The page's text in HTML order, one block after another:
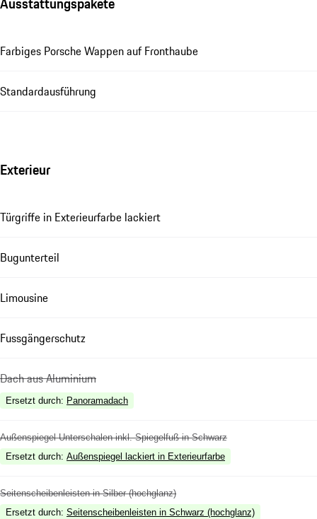
Farbiges Porsche Wappen auf Fronthaube
Standardausführung
Exterieur
Türgriffe in Exterieurfarbe lackiert
Bugunterteil
Limousine
Fussgängerschutz
Dach aus Aluminium
Ersetzt durch: Panoramadach
Außenspiegel Unterschalen inkl. Spiegelfuß in Schwarz
Ersetzt durch: Außenspiegel lackiert in Exterieurfarbe
Seitenscheibenleisten in Silber (hochglanz)
Ersetzt durch: Seitenscheibenleisten in Schwarz (hochglanz)